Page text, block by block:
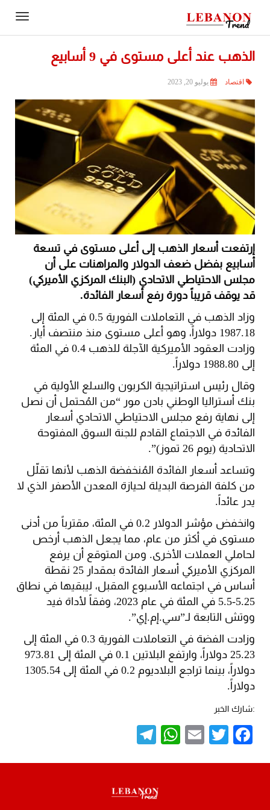
الذهب عند أعلى مستوى في 9 أسابيع
اقتصاد يوليو 20, 2023
إرتفعت أسعار الذهب إلى أعلى مستوى في تسعة
أسابيع بفضل ضعف الدولار والمراهنات على أن
مجلس الاحتياطي الاتحادي (البنك المركزي الأميركي)
قد يوقف قريباً دورة رفع أسعار الفائدة.
وزاد الذهب في التعاملات الفورية 0.5 في المئة إلى
1987.18 دولاراً، وهو أعلى مستوى منذ منتصف أيار.
وزادت العقود الأميركية الآجلة للذهب 0.4 في المئة
إلى 1988.80 دولاراً.
وقال رئيس استراتيجية الكربون والسلع الأولية في
بنك أستراليا الوطني بادن مور “من المُحتمل أن نصل
إلى نهاية رفع مجلس الاحتياطي الاتحادي أسعار
الفائدة في الاجتماع القادم للجنة السوق المفتوحة
الاتحادية (يوم 26 تموز)”.
وتساعد أسعار الفائدة المُنخفضة الذهب لأنها تقلّل
من كلفة الفرصة البديلة لحيازة المعدن الأصفر الذي لا
يدر عائداً.
وانخفض مؤشر الدولار 0.2 في المئة، مقترباً من أدنى
مستوى في أكثر من عام، مما يجعل الذهب أرخص
لحاملي العملات الأخرى. ومن المتوقع أن يرفع
المركزي الأميركي أسعار الفائدة بمقدار 25 نقطة
أساس في اجتماعه الأسبوع المقبل، ليبقيها في نطاق
5.25-5.5 في المئة في عام 2023، وفقاً لأداة فيد
ووتش التابعة لـ”سي.إم.إي”.
وزادت الفضة في التعاملات الفورية 0.3 في المئة إلى
25.23 دولاراً، وارتفع البلاتين 0.1 في المئة إلى 973.81
دولاراً، بينما تراجع البلاديوم 0.2 في المئة إلى 1305.54
دولاراً.
:شارك الخبر
Facebook
Twitter
Email
WhatsApp
Contact
Us